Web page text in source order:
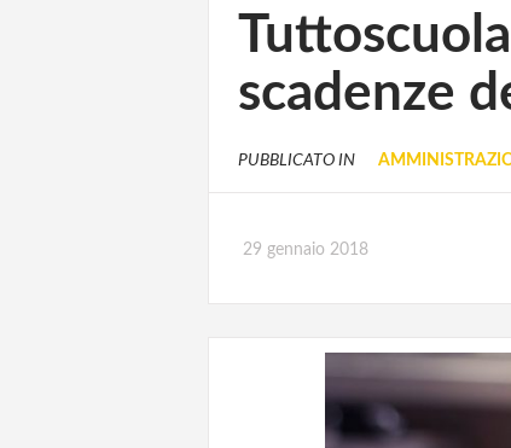
scadenze
PUBBLICATO IN
29 gennaio 2018